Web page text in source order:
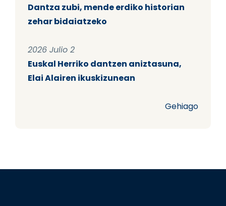
Dantza zubi, mende erdiko historian
zehar bidaiatzeko
2026 Julio 2
Euskal Herriko dantzen aniztasuna,
Elai Alairen ikuskizunean
Gehiago